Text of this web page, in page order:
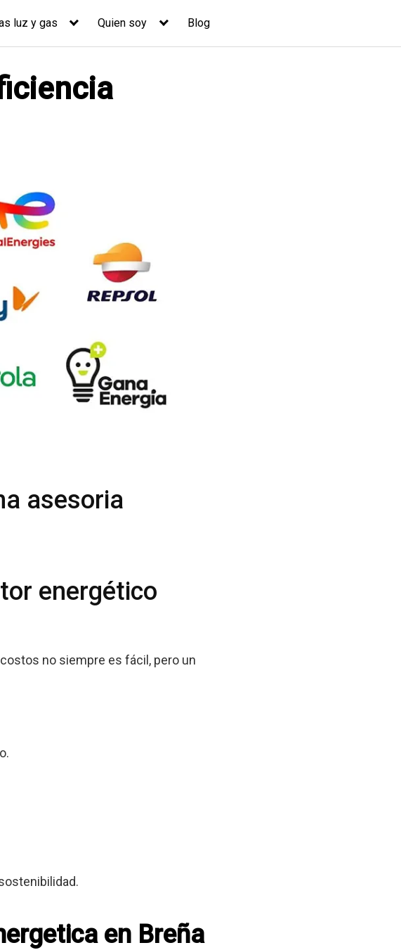
luz y gas Quien soy Blog
asesoria
energético
no siempre es fácil, pero un
en Breña